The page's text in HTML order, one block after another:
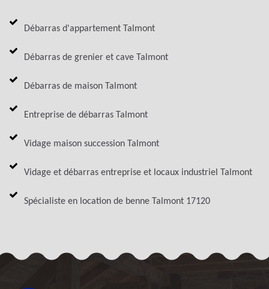
Débarras d'appartement Talmont
Débarras de grenier et cave Talmont
Débarras de maison Talmont
Entreprise de débarras Talmont
Vidage maison succession Talmont
Vidage et débarras entreprise et locaux industriel Talmont
Spécialiste en location de benne Talmont 17120